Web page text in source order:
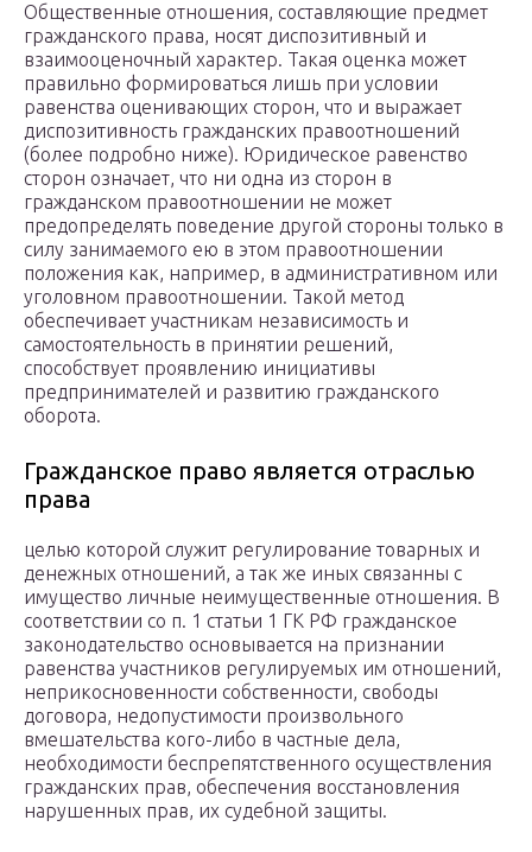
Общественные отношения, составляющие предмет
гражданского права, носят диспозитивный и
взаимооценочный характер. Такая оценка может
правильно формироваться лишь при условии
равенства оценивающих сторон, что и выражает
диспозитивность гражданских правоотношений
(более подробно ниже). Юридическое равенство
сторон означает, что ни одна из сторон в
гражданском правоотношении не может
предопределять поведение другой стороны только в
силу занимаемого ею в этом правоотношении
положения как, например, в административном или
уголовном правоотношении. Такой метод
обеспечивает участникам независимость и
самостоятельность в принятии решений,
способствует проявлению инициативы
предпринимателей и развитию гражданского
оборота.
Гражданское право является отраслью
права
целью которой служит регулирование товарных и
денежных отношений, а так же иных связанны с
имущество личные неимущественные отношения. В
соответствии со п. 1 статьи 1 ГК РФ гражданское
законодательство основывается на признании
равенства участников регулируемых им отношений,
неприкосновенности собственности, свободы
договора, недопустимости произвольного
вмешательства кого-либо в частные дела,
необходимости беспрепятственного осуществления
гражданских прав, обеспечения восстановления
нарушенных прав, их судебной защиты.